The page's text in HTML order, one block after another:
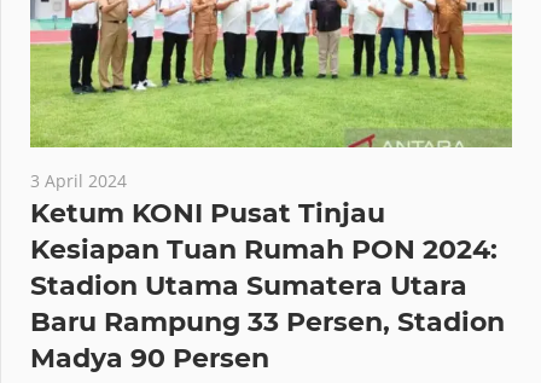
3 April 2024
Ketum KONI Pusat Tinjau
Kesiapan Tuan Rumah PON 2024:
Stadion Utama Sumatera Utara
Baru Rampung 33 Persen, Stadion
Madya 90 Persen